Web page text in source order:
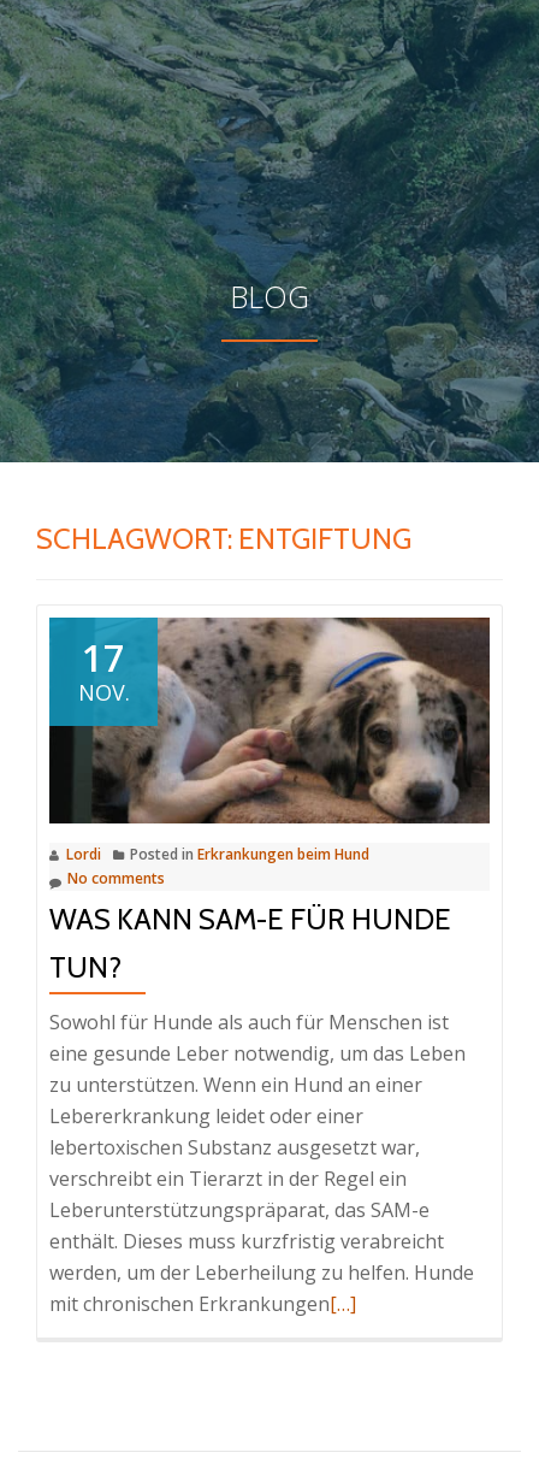
BLOG
SCHLAGWORT: ENTGIFTUNG
17
NOV.
Lordi Posted in Erkrankungen beim Hund
No comments
WAS KANN SAM-E FÜR HUNDE
TUN?
Sowohl für Hunde als auch für Menschen ist
eine gesunde Leber notwendig, um das Leben
zu unterstützen. Wenn ein Hund an einer
Lebererkrankung leidet oder einer
lebertoxischen Substanz ausgesetzt war,
verschreibt ein Tierarzt in der Regel ein
Leberunterstützungspräparat, das SAM-e
enthält. Dieses muss kurzfristig verabreicht
werden, um der Leberheilung zu helfen. Hunde
mit chronischen ErkrankungenRead
SAM-
[…]